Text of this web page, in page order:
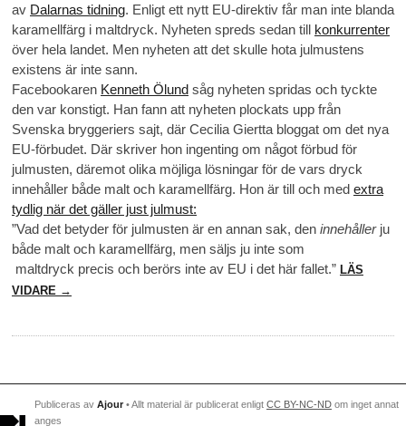
av Dalarnas tidning. Enligt ett nytt EU-direktiv får man inte blanda
karamellfärg i maltdryck. Nyheten spreds sedan till konkurrenter
över hela landet. Men nyheten att det skulle hota julmustens
existens är inte sann.
Facebookaren Kenneth Ölund såg nyheten spridas och tyckte
den var konstigt. Han fann att nyheten plockats upp från
Svenska bryggeriers sajt, där Cecilia Giertta bloggat om det nya
EU-förbudet. Där skriver hon ingenting om något förbud för
julmusten, däremot olika möjliga lösningar för de vars dryck
innehåller både malt och karamellfärg. Hon är till och med extra
tydlig när det gäller just julmust:
”Vad det betyder för julmusten är en annan sak, den innehållerju
både malt och karamellfärg, men säljs ju inte som
maltdryck precis och berörs inte av EU i det här fallet.” LÄS
VIDARE →
Publiceras av Ajour • Allt material är publicerat enligt CC BY-NC-ND om inget annat
anges